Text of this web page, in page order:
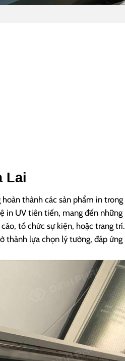
Lai
thành các sản phẩm in trong
in UV tiên tiến, mang đến những
tổ chức sự kiện, hoặc trang trí.
thành lựa chọn lý tưởng, đáp ứng